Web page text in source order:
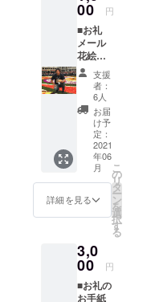
ル等を使っ
たエフェメ
ラル・アー
トを創作。
大地をキャ
ンバスに花
びらで描く
花絵「イン
フィオラー
タ」の日本
で、現在ま
国内外約450
ヵ所 で作品
を創作・プ
ロデュー
00 円
■お礼
メール
花絵師
藤川靖
彦よ
り、ク
ラウド
ファン
ディン
グ内の
メッ
セージ
機能に
て、ご
支援へ
の感謝
ちを込
めてお
礼メー
ルを送
支援
者：
6人
お届
け予
定：
2021
年06
月
詳細を見る
こ
の
リ
タ
ー
ン
を
選
択
す
る
3,0
00 円
■お礼の
お手紙